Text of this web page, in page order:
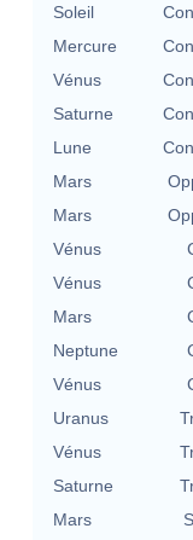
Soleil
Mercure
Vénus
Saturne
Lune
Mars
Mars
Vénus
Vénus
Mars
Neptune
Vénus
Uranus
Vénus
Saturne
Mars